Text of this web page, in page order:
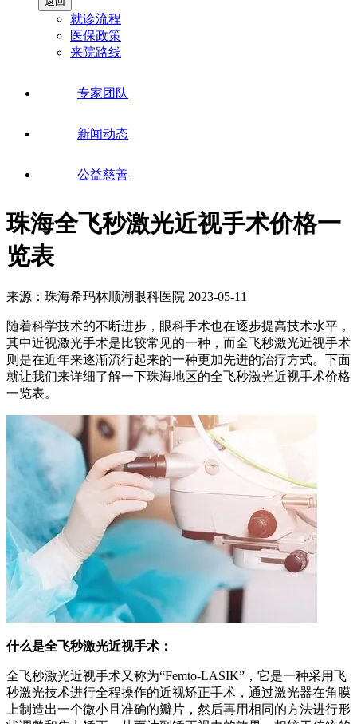
就诊流程
医保政策
来院路线
专家团队
新闻动态
公益慈善
珠海全飞秒激光近视手术价格一
览表
来源：珠海希玛林顺潮眼科医院 2023-05-11
随着科学技术的不断进步，眼科手术也在逐步提高技术水平，
其中近视激光手术是比较常见的一种，而全飞秒激光近视手术
则是在近年来逐渐流行起来的一种更加先进的治疗方式。下面
就让我们来详细了解一下珠海地区的全飞秒激光近视手术价格
一览表。
什么是全飞秒激光近视手术：
全飞秒激光近视手术又称为“Femto-LASIK”，它是一种采用飞
秒激光技术进行全程操作的近视矫正手术，通过激光器在角膜
上制造出一个微小且准确的瓣片，然后再用相同的方法进行形